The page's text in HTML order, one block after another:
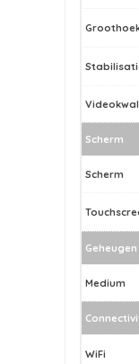
Scherm
Scherm
Geheugen
Medium
WiFi